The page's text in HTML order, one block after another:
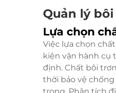
Quản lý
Lựa chọn
Việc lựa chọn
kiện vận hành cụ
định. Chất bôi
thời bảo vệ